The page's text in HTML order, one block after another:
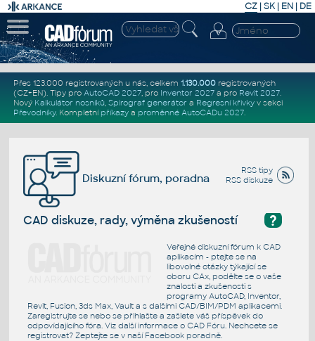
CZ | SK| EN | DE
Přes 123.000 registrovaných u nás, celkem 1.130.000registrovaných
(CZ+EN). Tipy pro AutoCAD 2027, pro Inventor 2027a pro Revit 2027.
Nový Kalkulátor nosníků, Spirograf generátor a Regresní křivkyv sekci
Převodníky. Kompletní příkazya proměnné AutoCADu 2027.
RSS tipy
RSS diskuze
Diskuzní fórum, poradna
?
CAD diskuze, rady, výměna zkušeností
Veřejné diskuzní fórum k CAD
aplikacím - ptejte se na
libovolné otázky týkající se
oboru CAx, podělte se o vaše
znalosti a zkušenosti s
programy AutoCAD, Inventor,
Revit, Fusion, 3ds Max, Vault a s dalšími CAD/BIM/PDM aplikacemi.
Zaregistrujte se nebo se přihlašte a zašlete váš příspěvek do
odpovídajícího fóra. Viz další informace o CAD Fóru. Nechcete se
registrovat? Zeptejte se v naší Facebook poradně.